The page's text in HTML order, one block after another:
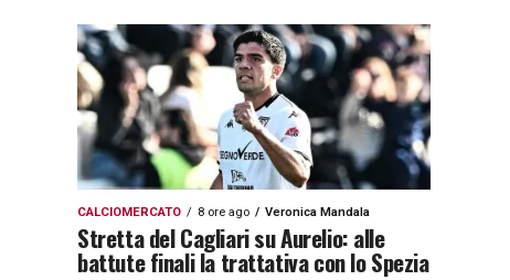
CALCIOMERCATO 8 ore ago Veronica Mandala
Stretta del Cagliari su Aurelio: alle
battute finali la trattativa con lo Spezia